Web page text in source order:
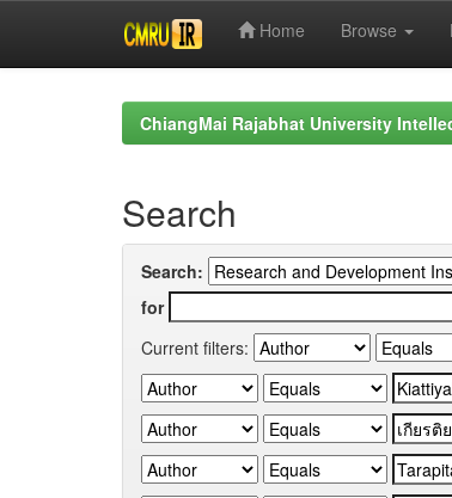
Home Browse
ChiangMai Rajabhat University
Search
Search:
for
Current filters: